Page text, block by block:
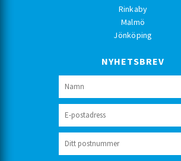
Rinkaby
Malmö
Jönköping
NYHETSBREV